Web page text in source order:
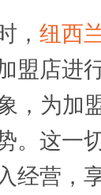
纽西
盟店进
，为加
。这一
经营，